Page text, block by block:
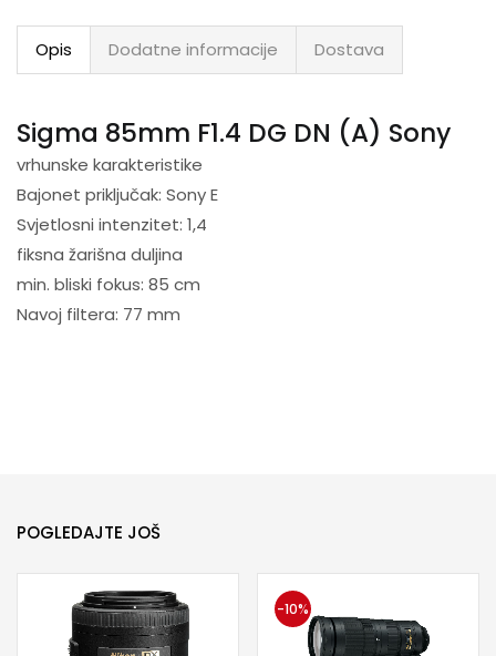
Opis Dodatne informacije Dostava
Sigma 85mm F1.4 DG DN (A) Sony
vrhunske karakteristike
Bajonet priključak: Sony E
Svjetlosni intenzitet: 1,4
fiksna žarišna duljina
min. bliski fokus: 85 cm
Navoj filtera: 77 mm
POGLEDAJTE JOŠ
-10%